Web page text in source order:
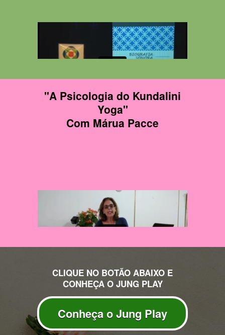
"A Psicologia do Kundalini
Yoga"
Com Márua Pacce
CLIQUE NO BOTÃO ABAIXO E
CONHEÇA O JUNG PLAY
Conheça o Jung Play